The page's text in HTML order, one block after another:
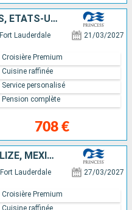
MEXIQUE, BELIZE, HONDURAS, ÉTATS-UNIS
Fort Lauderdale 21/03/2027
708 €
Croisière Premium
Cuisine raffinée
Service personalisé
Pension complète
ÉTATS-UNIS, HONDURAS, BELIZE, MEXIQUE
Fort Lauderdale 27/03/2027
Croisière Premium
Cuisine raffinée